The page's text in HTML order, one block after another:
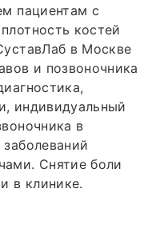
пациентам с
костей
в Москве
и позвоночника
индивидуальный
в
Снятие боли
в клинике.